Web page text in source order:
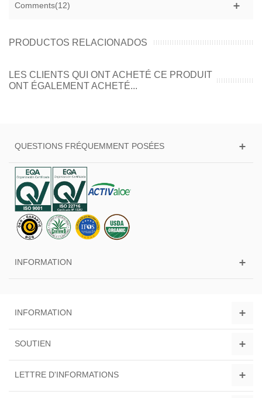
Comments(12)
PRODUCTOS RELACIONADOS
LES CLIENTS QUI ONT ACHETÉ CE PRODUIT
ONT ÉGALEMENT ACHETÉ...
QUESTIONS FRÉQUEMMENT POSÉES
INFORMATION
INFORMATION
SOUTIEN
LETTRE D'INFORMATIONS